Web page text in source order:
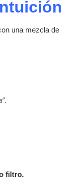
una mezcla de
filtro.